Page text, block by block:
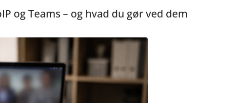
og Teams – og hvad du gør ved dem